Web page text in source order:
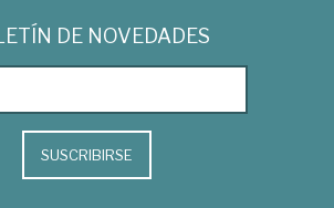
DE NOVEDADES
SUSCRIBIRSE